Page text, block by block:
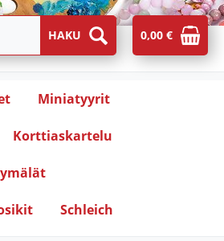
0,00 €
Miniatyyrit
Korttiaskartelu
Schleich